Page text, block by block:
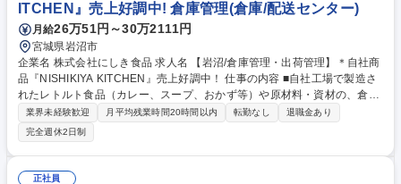
ITCHEN』売上好調中! 倉庫管理(倉庫/配送センター)
月給26万51円～30万2111円
宮城県岩沼市
企業名 株式会社にしき食品 求人名 【岩沼/倉庫管理・出荷管理】＊自社商
品『NISHIKIYA KITCHEN』売上好調中！ 仕事の内容 ■自社工場で製造さ
れたレトルト食品（カレー、スープ、おかず等）や原材料・資材の、倉庫
内における受発注管理、在庫管理、および全国の店舗・量販店・EC・卸
先への出荷管理業務全般を担当します。【具体的には 】＜1＞入出庫管
理・在庫コントロール：原材料、包装資材、および製品（レトルト食品）
の入庫受け入れ・検品・保管。適正在庫の維持・管理（賞味期限・製造ロ
ット管理、棚卸し業務の実施）。 ＜2＞出荷・配送管理：各チャネル（直
業界未経験歓迎 月平均残業時間20時間以内 転勤なし
退職金あり
完全週休2日制
正社員